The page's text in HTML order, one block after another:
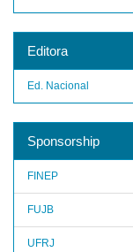
Editora
Ed. Nacional
Sponsorship
FINEP
FUJB
UFRJ